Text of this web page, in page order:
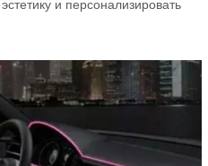
и персонализировать